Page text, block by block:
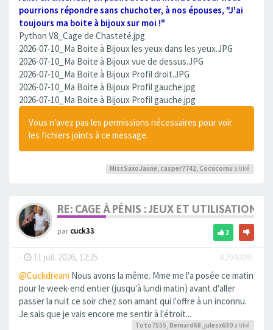
pourrions répondre sans chuchoter, à nos épouses, "J'ai
toujours ma boite à bijoux sur moi !"
Python V8_Cage de Chasteté.jpg
2026-07-10_Ma Boite à Bijoux les yeux dans les yeux.JPG
2026-07-10_Ma Boite à Bijoux vue de dessus.JPG
2026-07-10_Ma Boite à Bijoux Profil droit.JPG
2026-07-10_Ma Boite à Bijoux Profil gauche.jpg
2026-07-10_Ma Boite à Bijoux Profil gauche.jpg
Vous n’avez pas les permissions nécessaires pour voir
les fichiers joints à ce message.
MissSaxoJaune, casper7742, Cocucornu a liké
RE: CAGE À PÉNIS : JEUX ET UTILISATION,
parcuck33 3
- 11 juil. 2026, 12:25
#2949091
@Cuckdream Nous avons la même. Mme me l'a posée ce matin
pour le week-end entier (jusqu'à lundi matin) avant d'aller
passer la nuit ce soir chez son amant qui l'offre à un inconnu.
Je sais que je vais encore me sentir à l'étroit...
Toto7555 Bernard68 julesx630 a liké